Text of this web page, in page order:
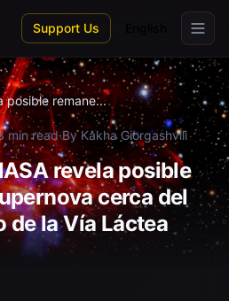
Support Us
posible remane...
min read·By Kakha Giorgashvili
revela posible
cerca del
de la Vía Láctea